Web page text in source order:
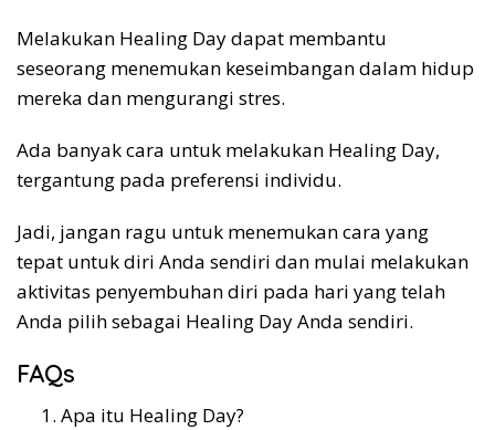
Melakukan Healing Day dapat membantu
seseorang menemukan keseimbangan dalam hidup
mereka dan mengurangi stres.
Ada banyak cara untuk melakukan Healing Day,
tergantung pada preferensi individu.
Jadi, jangan ragu untuk menemukan cara yang
tepat untuk diri Anda sendiri dan mulai melakukan
aktivitas penyembuhan diri pada hari yang telah
Anda pilih sebagai Healing Day Anda sendiri.
FAQs
Apa itu Healing Day?